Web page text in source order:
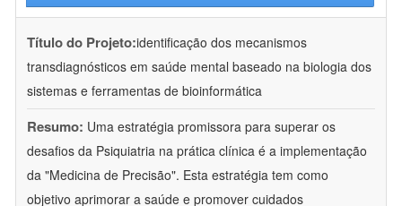
Título do Projeto:identificação dos mecanismos
transdiagnósticos em saúde mental baseado na biologia dos
sistemas e ferramentas de bioinformática
Resumo: Uma estratégia promissora para superar os
desafios da Psiquiatria na prática clínica é a implementação
da "Medicina de Precisão". Esta estratégia tem como
objetivo aprimorar a saúde e promover cuidados